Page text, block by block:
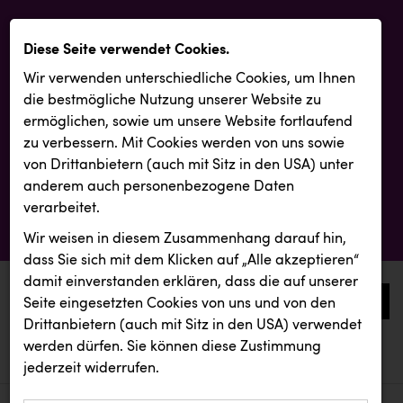
0
aktuelle aussendungen
aktuelle aussendungen
Diese Seite verwendet Cookies.
Wir verwenden unterschiedliche Cookies, um Ihnen
die best­mögliche Nutzung unserer Website zu
ermöglichen, sowie um unsere Website fortlaufend
zu verbessern. Mit Cookies werden von uns sowie
von Drittanbietern (auch mit Sitz in den USA) unter
anderem auch personenbezogene Daten
verarbeitet.
Wir weisen in diesem Zusammenhang darauf hin,
dass Sie sich mit dem Klicken auf „Alle akzeptieren“
damit ein­ver­standen erklären, dass die auf unserer
Seite eingesetzten Cookies von uns und von den
Drittanbietern (auch mit Sitz in den USA) verwendet
werden dürfen. Sie können diese Zustimmung
jederzeit widerrufen.